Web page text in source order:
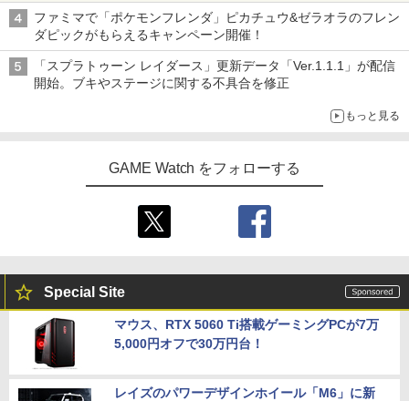
ファミマで「ポケモンフレンダ」ピカチュウ&ゼラオラのフレン
ダピックがもらえるキャンペーン開催！
「スプラトゥーン レイダース」更新データ「Ver.1.1.1」が配信
開始。ブキやステージに関する不具合を修正
もっと見る
GAME Watch をフォローする
Special Site
マウス、RTX 5060 Ti搭載ゲーミングPCが7万
5,000円オフで30万円台！
レイズのパワーデザインホイール「M6」に新